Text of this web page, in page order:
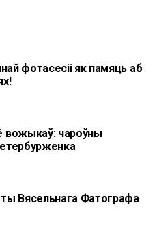
фотасесіі як памяць аб
вожыкаў: чароўны
Вясельнага Фатографа